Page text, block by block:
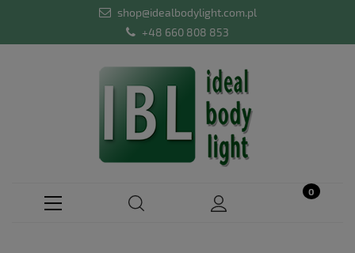
shop@idealbodylight.com.pl
+48 660 808 853